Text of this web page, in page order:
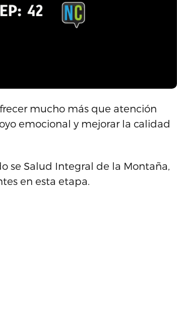
mucho más que atención
emocional y mejorar la calidad
se Salud Integral de la Montaña,
en esta etapa.